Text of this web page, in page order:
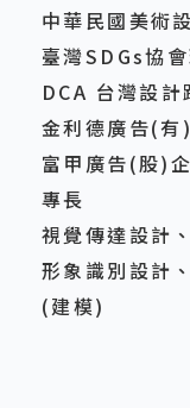
中華民國美術
臺灣SDGs協
DCA 台灣設
金利德廣告(有
富甲廣告(股)
專長
視覺傳達設計
形象識別設計
(建模)